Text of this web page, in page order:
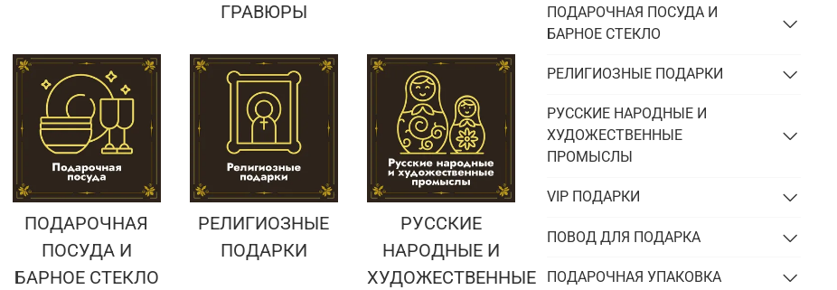
ГРАВЮРЫ
ПОДАРОЧНАЯ
ПОСУДА И
БАРНОЕ СТЕКЛО
РЕЛИГИОЗНЫЕ
ПОДАРКИ
РУССКИЕ
НАРОДНЫЕ И
ХУДОЖЕСТВЕННЫЕ
ПОДАРОЧНАЯ ПОСУДА И
БАРНОЕ СТЕКЛО
РЕЛИГИОЗНЫЕ ПОДАРКИ
РУССКИЕ НАРОДНЫЕ И
ХУДОЖЕСТВЕННЫЕ
ПРОМЫСЛЫ
VIP ПОДАРКИ
ПОВОД ДЛЯ ПОДАРКА
ПОДАРОЧНАЯ УПАКОВКА